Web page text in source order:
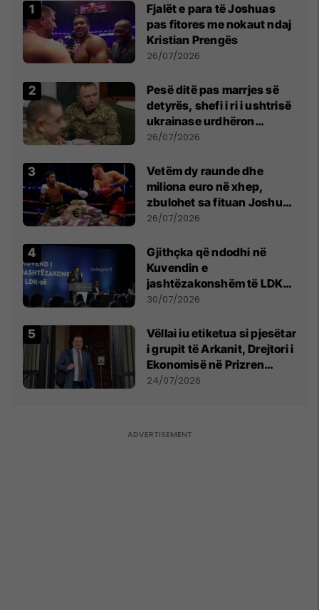
Fjalët e para të Joshuas
pas fitores me nokaut ndaj
Kristian Prengës
26/07/2026
Pesë ditë pas marrjes së
detyrës, shefi i ri i ushtrisë
ukrainase urdhëron
kontroll të madh
26/07/2026
Vetëm dy raunde dhe
miliona euro në xhep,
zbulohet sa fituan Joshua
e Prenga
26/07/2026
Gjithçka që ndodhi në
Kuvendin e
jashtëzakonshëm të LDK-
së
30/07/2026
Vëllai iu etiketua si pjesëtar
i grupit të Arkanit, Drejtori i
Ekonomisë në Prizren
mohon pretendimet
24/07/2026